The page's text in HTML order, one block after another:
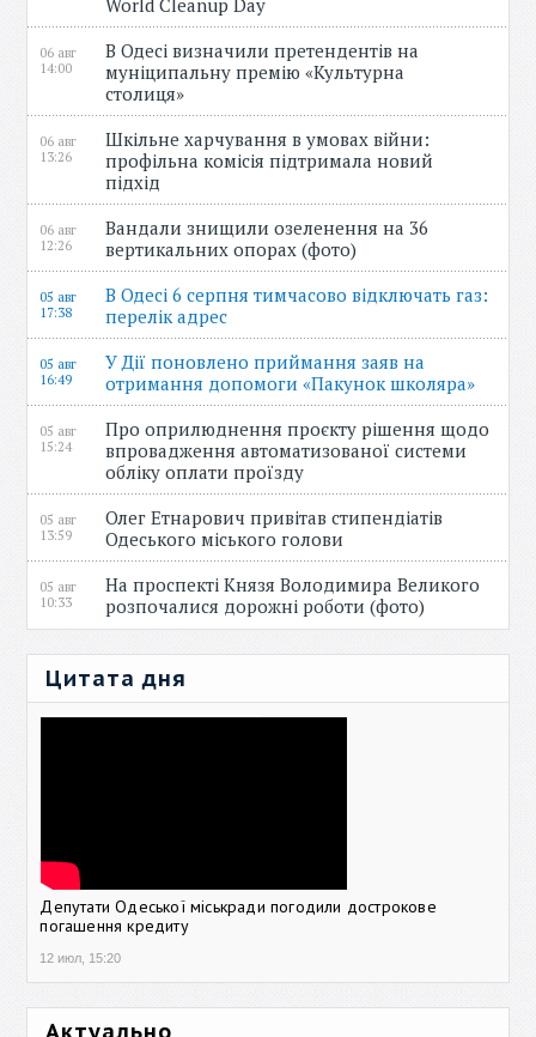
World Cleanup Day
06 авг
14:00
В Одесі визначили претендентів на
муніципальну премію «Культурна
столиця»
06 авг
13:26
Шкільне харчування в умовах війни:
профільна комісія підтримала новий
підхід
06 авг
12:26
Вандали знищили озеленення на 36
вертикальних опорах (фото)
05 авг
17:38
В Одесі 6 серпня тимчасово відключать газ:
перелік адрес
05 авг
16:49
У Дії поновлено приймання заяв на
отримання допомоги «Пакунок школяра»
05 авг
15:24
Про оприлюднення проєкту рішення щодо
впровадження автоматизованої системи
обліку оплати проїзду
05 авг
13:59
Олег Етнарович привітав стипендіатів
Одеського міського голови
05 авг
10:33
На проспекті Князя Володимира Великого
розпочалися дорожні роботи (фото)
Цитата дня
Депутати Одеської міськради погодили дострокове
погашення кредиту
12 июл, 15:20